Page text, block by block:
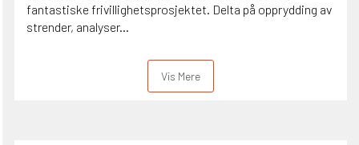
fantastiske frivillighetsprosjektet. Delta på opprydding av
strender, analyser...
Vis Mere